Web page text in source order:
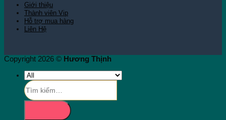
Giới thiệu
Thành viên Vip
Hỗ trợ mua hàng
Liên Hệ
Copyright 2026 © Hương Thịnh
Tìm
kiếm: